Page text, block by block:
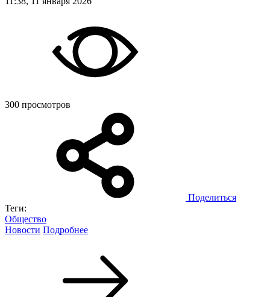
300 просмотров
Поделиться
Теги:
Общество
Новости Подробнее